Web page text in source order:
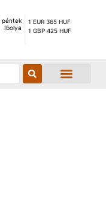
péntek
Ibolya
1 EUR 365 HUF
1 GBP 425 HUF